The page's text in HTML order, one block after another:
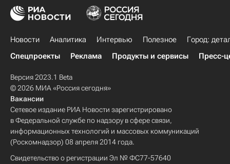
Новости Аналитика Интервью Полезное
Город:
Спецпроекты
Реклама Продукты и сервисы Пресс-
Версия 2023.1 Beta
© 2026 МИА «Россия сегодня»
Вакансии
Сетевое издание РИА Новости зарегистрировано
в Федеральной службе по надзору в сфере связи,
информационных технологий и массовых коммуникаций
(Роскомнадзор) 08 апреля 2014 года.
Свидетельство о регистрации Эл № ФС77-57640